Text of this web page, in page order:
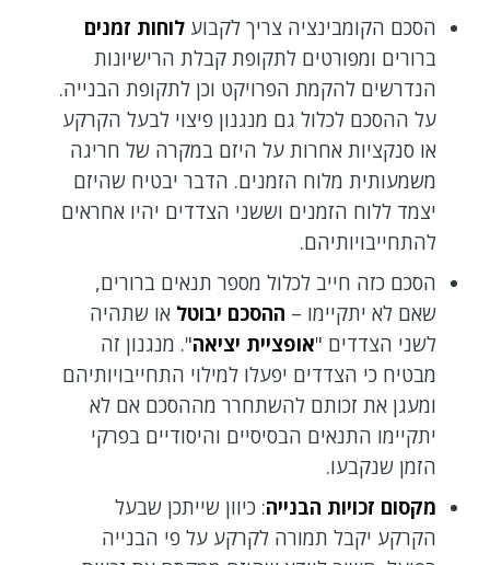
הסכם הקומבינציה צריך לקבועלוחות זמנים
ברורים ומפורטים לתקופת קבלת הרישיונות
הנדרשים להקמת הפרויקט וכן לתקופת הבנייה.
על ההסכם לכלול גם מנגנון פיצוי לבעל הקרקע
או סנקציות אחרות על היזם במקרה של חריגה
משמעותית מלוח הזמנים. הדבר יבטיח שהיזם
יצמד ללוח הזמנים וששני הצדדים יהיו אחראים
להתחייבויותיהם.
הסכם כזה חייב לכלול מספר תנאים ברורים,
שאם לא יתקיימו – ההסכם יבוטל או שתהיה
לשני הצדדים "אופציית יציאה". מנגנון זה
מבטיח כי הצדדים יפעלו למילוי התחייבויותיהם
ומעגן את זכותם להשתחרר מההסכם אם לא
יתקיימו התנאים הבסיסיים והיסודיים בפרקי
הזמן שנקבעו.
מקסום זכויות הבנייה: כיוון שייתכן שבעל
הקרקע יקבל תמורה לקרקע על פי הבנייה